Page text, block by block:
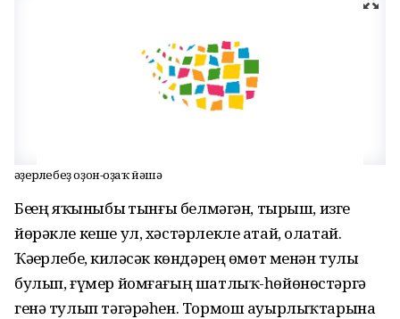
Ҡәҙерлебеҙ оҙон-оҙаҡ йәшә
Беҙҙең яҡыныбыҙ тынғы белмәгән, тырыш, изге
йөрәкле кеше ул, хәстәрлекле атай, олатай.
Ҡәҙерлебеҙ, киләсәк көндәрең өмөт менән тулы
булып, ғүмер йомғағың шатлыҡ-һөйөнөстәргә
генә тулып тәгәрәһен. Тормош ауырлыҡтарына